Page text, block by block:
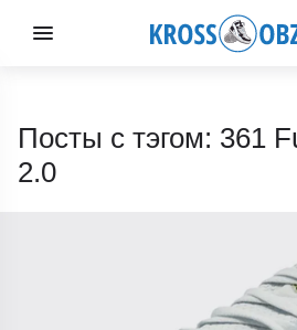
Посты с тэгом: 361
2.0